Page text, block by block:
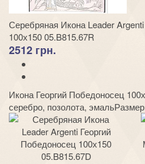
Серебряная Икона Leader
100х150 05.B815.67R
2512 грн.
Икона Георгий Победоносец
серебро, позолота,